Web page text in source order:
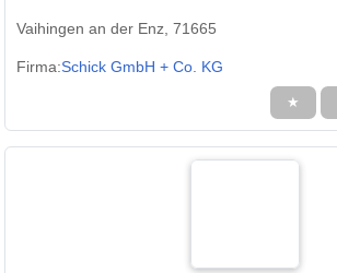
Vaihingen an der Enz, 71665
Firma:Schick GmbH + Co. KG
★